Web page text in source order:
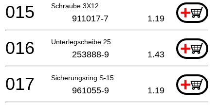
Schraube 3X12 +
015 911017-7 1.19
Unterlegscheibe 25 +
016 253888-9 1.43
Sicherungsring S-15 +
017 961055-9 1.19